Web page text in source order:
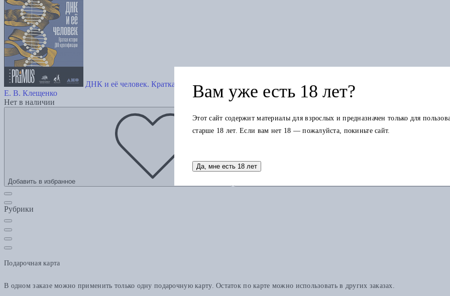
ДНК и её человек. Краткая история ДНК-идентификации
Е. В. Клещенко
Нет в наличии
Добавить в избранное
Рубрики
Подарочная карта
В одном заказе можно применить только одну подарочную карту. Остаток по карте можно использовать в других заказах.
Вам уже есть 18 лет?
Этот сайт содержит материалы для взрослых и предназначен только для
старше 18 лет. Если вам нет 18 — пожалуйста, покиньте сайт.
Да, мне есть 18 лет